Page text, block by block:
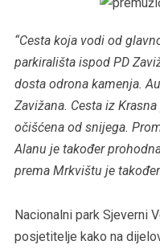
“Cesta koja vodi od
parkirališta ispod PD
dosta odrona kamenja.
Zavižana. Cesta iz
očišćena od snijega.
Alanu je također
prema Mrkvištu je
Nacionalni park Sjeverni
posjetitelje kako na